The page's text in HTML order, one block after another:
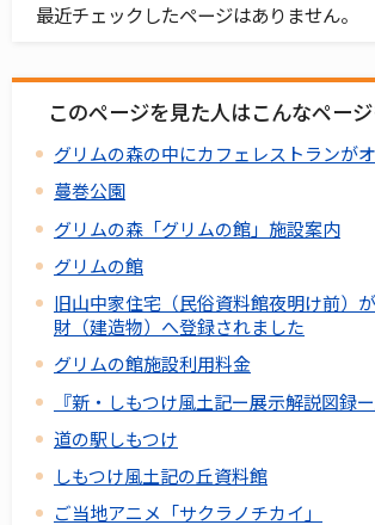
最近チェックしたページはありません。
このページを見た人はこんなペー
グリムの森の中にカフェレストランが
蔓巻公園
グリムの森「グリムの館」施設案内
グリムの館
旧山中家住宅（民俗資料館夜明け前）
財（建造物）へ登録されました
グリムの館施設利用料金
『新・しもつけ風土記ー展示解説図録
道の駅しもつけ
しもつけ風土記の丘資料館
ご当地アニメ「サクラノチカイ」